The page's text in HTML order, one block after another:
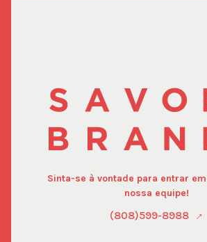
Sinta-se à vontade para entrar
nossa equipe!
(808)599-8988